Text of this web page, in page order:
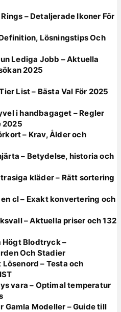
– Detaljerade Ikoner För
Lösningstips Och
Lediga Jobb – Aktuella
2025
List – Bästa Val För 2025
i handbagaget – Regler
2025
– Krav, Ålder och
– Betydelse, historia och
kläder – Rätt sortering
cl – Exakt konvertering och
– Aktuella priser och 132
Högt Blodtryck –
Och Stadier
– Testa och
vara – Optimal temperatur
Gamla Modeller – Guide till